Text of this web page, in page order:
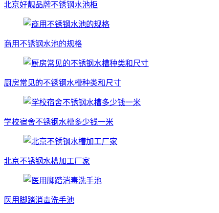
北京好靓品牌不锈钢水池柜
商用不锈钢水池的规格
厨房常见的不锈钢水槽种类和尺寸
学校宿舍不锈钢水槽多少钱一米
北京不锈钢水槽加工厂家
医用脚踏消毒洗手池